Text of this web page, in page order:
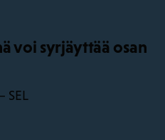
voi syrjäyttää osan
SEL